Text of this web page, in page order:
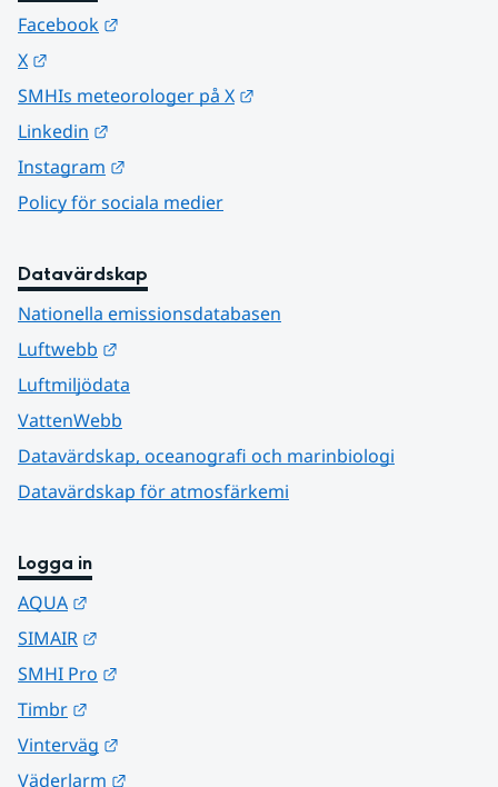
Facebook
X
SMHIs meteorologer på X
Linkedin
Instagram
Policy för sociala medier
Datavärdskap
Nationella emissionsdatabasen
Luftwebb
Luftmiljödata
VattenWebb
Datavärdskap, oceanografi och marinbiologi
Datavärdskap för atmosfärkemi
Logga in
AQUA
SIMAIR
SMHI Pro
Timbr
Vinterväg
Väderlarm